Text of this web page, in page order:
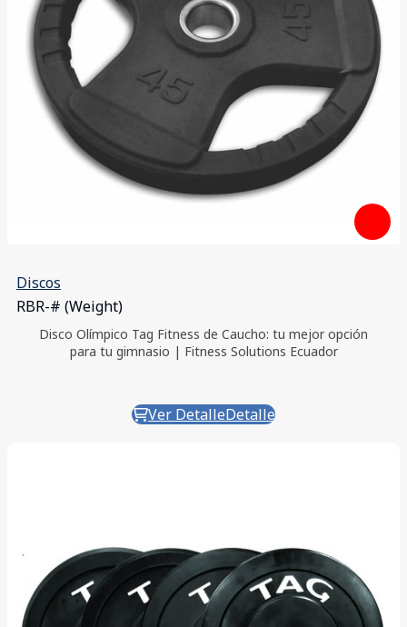
Discos
RBR-# (Weight)
Disco Olímpico Tag Fitness de Caucho: tu mejor opción
para tu gimnasio | Fitness Solutions Ecuador
Ver DetalleDetalle